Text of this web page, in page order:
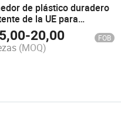
de plástico duradero
de la UE para
en almacén y
5,00-20,00 FOB
(MOQ)